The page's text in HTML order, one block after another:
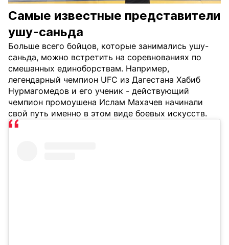
Самые известные представители
ушу-саньда
Больше всего бойцов, которые занимались ушу-
саньда, можно встретить на соревнованиях по
смешанных единоборствам. Например,
легендарный чемпион UFC из Дагестана Хабиб
Нурмагомедов и его ученик - действующий
чемпион промоушена Ислам Махачев начинали
свой путь именно в этом виде боевых искусств.